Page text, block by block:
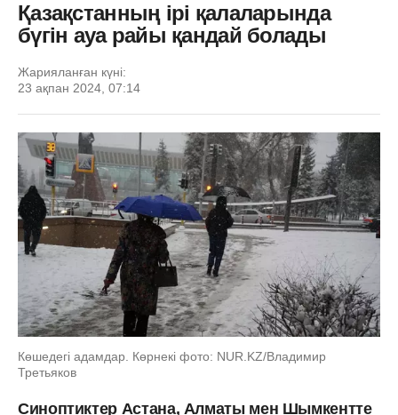
Қазақстанның ірі қалаларында
бүгін ауа райы қандай болады
Жарияланған күні:
23 ақпан 2024, 07:14
Көшедегі адамдар. Көрнекі фото: NUR.KZ/Владимир
Третьяков
Синоптиктер Астана, Алматы мен Шымкентте